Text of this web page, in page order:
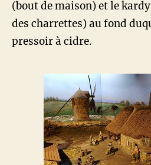
(bout de maison) et le
des charrettes) au fond
pressoir à cidre.